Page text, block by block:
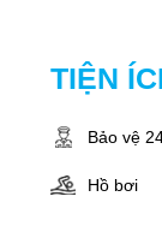
TIỆN
Bảo vệ
Hồ bơi